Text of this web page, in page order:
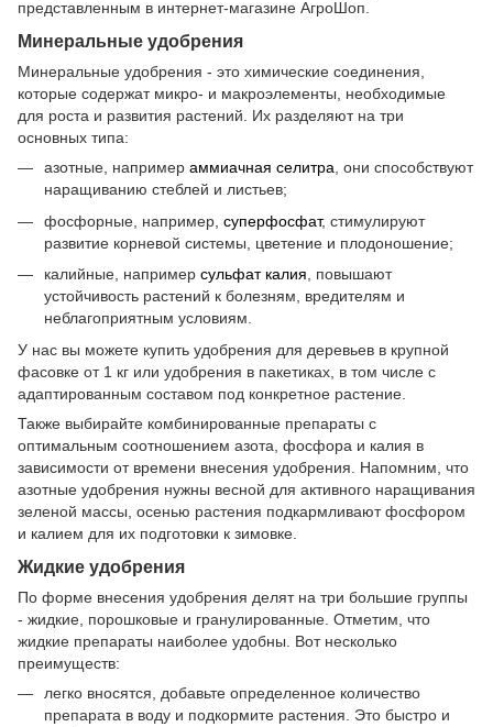
представленным в интернет-магазине АгроШоп.
Минеральные удобрения
Минеральные удобрения - это химические соединения,
которые содержат микро- и макроэлементы, необходимые
для роста и развития растений. Их разделяют на три
основных типа:
азотные, например аммиачная селитра, они способствуют
наращиванию стеблей и листьев;
фосфорные, например, суперфосфат, стимулируют
развитие корневой системы, цветение и плодоношение;
калийные, например сульфат калия , повышают
устойчивость растений к болезням, вредителям и
неблагоприятным условиям.
У нас вы можете купить удобрения для деревьев в крупной
фасовке от 1 кг или удобрения в пакетиках, в том числе с
адаптированным составом под конкретное растение.
Также выбирайте комбинированные препараты с
оптимальным соотношением азота, фосфора и калия в
зависимости от времени внесения удобрения. Напомним, что
азотные удобрения нужны весной для активного наращивания
зеленой массы, осенью растения подкармливают фосфором
и калием для их подготовки к зимовке.
Жидкие удобрения
По форме внесения удобрения делят на три большие группы
- жидкие, порошковые и гранулированные. Отметим, что
жидкие препараты наиболее удобны. Вот несколько
преимуществ:
легко вносятся, добавьте определенное количество
препарата в воду и подкормите растения. Это быстро и